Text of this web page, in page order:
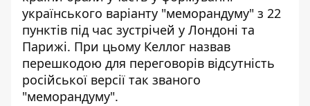
українського варіанту "меморандуму" з 22
пунктів під час зустрічей у Лондоні та
Парижі. При цьому Келлог назвав
перешкодою для переговорів відсутність
російської версії так званого
"меморандуму".